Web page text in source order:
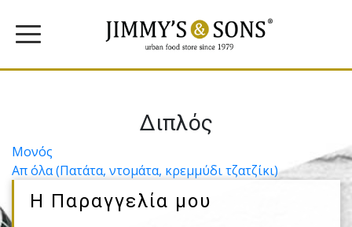
Διπλός
Πλοήγηση
άρθρων
Μονός
Απ όλα (Πατάτα, ντομάτα, κρεμμύδι τζατζίκι)
Η Παραγγελία μου